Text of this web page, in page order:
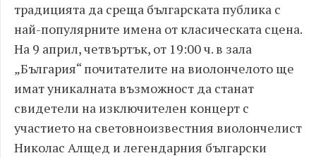
традицията да среща българската публика с
най-популярните имена от класическата сцена.
На 9 април, четвъртък, от 19:00 ч. в зала
„България“ почитателите на виолончелото ще
имат уникалната възможност да станат
свидетели на изключителен концерт с
участието на световноизвестния виолончелист
Николас Алщед и легендарния български